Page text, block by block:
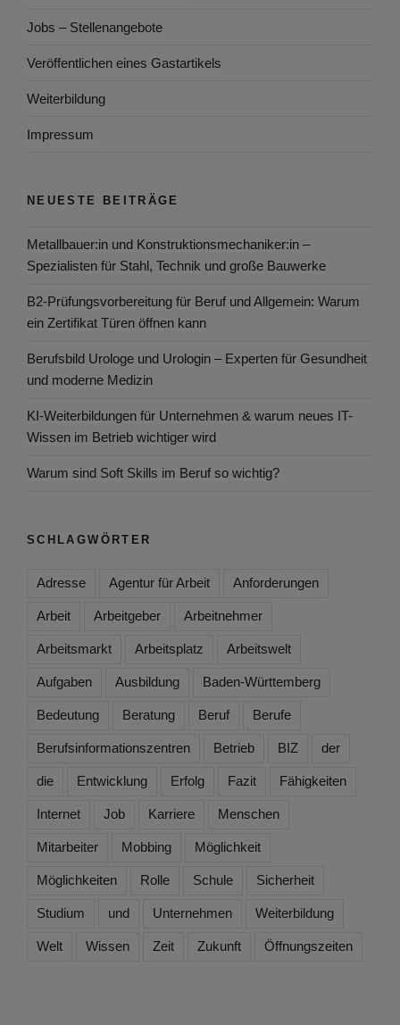
Jobs – Stellenangebote
Veröffentlichen eines Gastartikels
Weiterbildung
Impressum
NEUESTE BEITRÄGE
Metallbauer:in und Konstruktionsmechaniker:in –
Spezialisten für Stahl, Technik und große Bauwerke
B2-Prüfungsvorbereitung für Beruf und Allgemein: Warum
ein Zertifikat Türen öffnen kann
Berufsbild Urologe und Urologin – Experten für Gesundheit
und moderne Medizin
KI-Weiterbildungen für Unternehmen & warum neues IT-
Wissen im Betrieb wichtiger wird
Warum sind Soft Skills im Beruf so wichtig?
SCHLAGWÖRTER
Adresse Agentur für Arbeit Anforderungen
Arbeit Arbeitgeber Arbeitnehmer
Arbeitsmarkt Arbeitsplatz Arbeitswelt
Aufgaben Ausbildung Baden-Württemberg
Bedeutung Beratung Beruf Berufe
Berufsinformationszentren Betrieb BIZ der
die Entwicklung Erfolg Fazit Fähigkeiten
Internet Job Karriere Menschen
Mitarbeiter Mobbing Möglichkeit
Möglichkeiten Rolle Schule Sicherheit
Studium und Unternehmen Weiterbildung
Welt Wissen Zeit Zukunft Öffnungszeiten